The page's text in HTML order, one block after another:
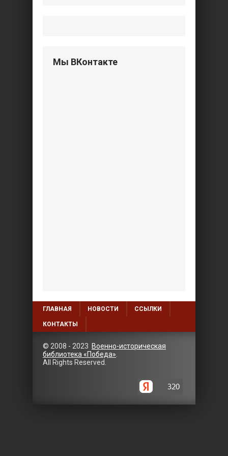
Мы ВКонтакте
ГЛАВНАЯ НОВОСТИ ССЫЛКИ
КОНТАКТЫ
© 2008 - 2023 Военно-историческая
библиотека «Победа»
All Rights Reserved.